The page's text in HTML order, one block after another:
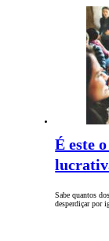
É este
Sabe quantos
desperdiçar por